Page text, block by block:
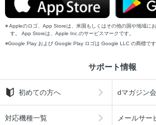
Appleのロゴ、App Storeは、米国もしくはその他の国や地域に
す。 App Storeは、Apple Inc.のサービスマークです。
Google Play および Google Play ロゴは Google LLC の商標です
サポート情報
初めての方へ dマガジン
対応機種一覧 メールサー